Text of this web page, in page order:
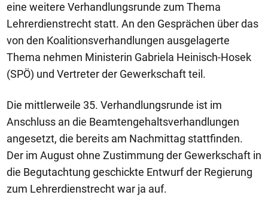
eine weitere Verhandlungsrunde zum Thema
Lehrerdienstrecht statt. An den Gesprächen über das
von den Koalitionsverhandlungen ausgelagerte
Thema nehmen Ministerin Gabriela Heinisch-Hosek
(SPÖ) und Vertreter der Gewerkschaft teil.
Die mittlerweile 35. Verhandlungsrunde ist im
Anschluss an die Beamtengehaltsverhandlungen
angesetzt, die bereits am Nachmittag stattfinden.
Der im August ohne Zustimmung der Gewerkschaft in
die Begutachtung geschickte Entwurf der Regierung
zum Lehrerdienstrecht war ja auf.